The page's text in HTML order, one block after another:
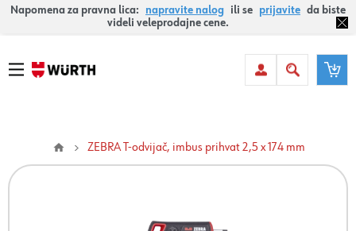
Napomena za pravna lica: napravite nalog ili se prijavite da biste
videli veleprodajne cene.
ZEBRA T-odvijač, imbus prihvat 2,5 x 174 mm